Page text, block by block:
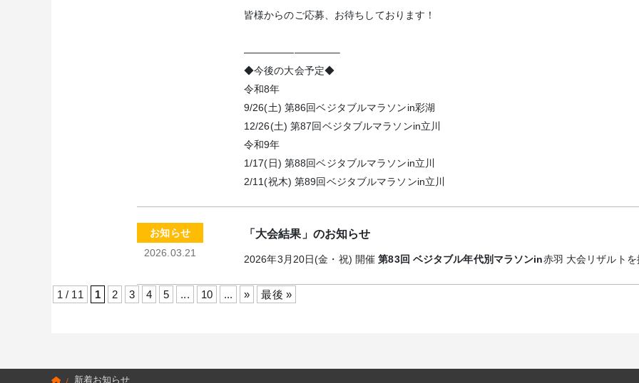
皆様からのご応募、お待ちしております！
—————————–
◆今後の大会予定◆
令和8年
9/26(土) 第86回ベジタブルマラソンin彩湖
12/26(土) 第87回ベジタブルマラソンin立川
令和9年
1/17(日) 第88回ベジタブルマラソンin立川
2/11(祝木) 第89回ベジタブルマラソンin立川
お知らせ
2026.03.21
「大会結果」のお知らせ
2026年3月20日(金・祝) 開催第83回 ベジタブル年代別マラソンin赤羽 大会リザルト
1 / 11 1 2 3 4 5 ... 10 ... » 最後 »
/ 新着お知らせ